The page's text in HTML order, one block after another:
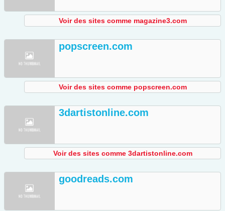
Voir des sites comme magazine3.com
popscreen.com
Voir des sites comme popscreen.com
3dartistonline.com
Voir des sites comme 3dartistonline.com
goodreads.com